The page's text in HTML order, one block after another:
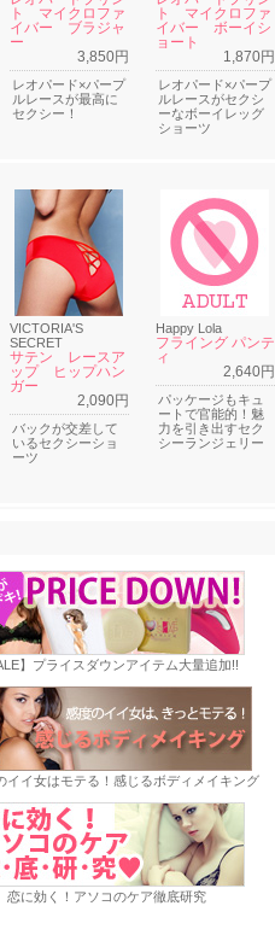
ト マイクロファ
イバー ブラジャ
ー
3,850円
レオパード×パープ
ルレースが最高に
セクシー！
ト マイクロファ
イバー ボーイシ
ョート
1,870円
レオパード×パープ
ルレースがセクシ
ーなボーイレッグ
ショーツ
VICTORIA'S
SECRET
サテン レースア
ップ ヒップハン
ガー
2,090円
バックが交差して
いるセクシーショ
ーツ
Happy Lola
フライング パンテ
ィ
2,640円
パッケージもキュ
ートで官能的！魅
力を引き出すセク
シーランジェリー
】プライスダウンアイテム大量追加!!
イイ女はモテる！感じるボディメイキング
恋に効く！アソコのケア徹底研究